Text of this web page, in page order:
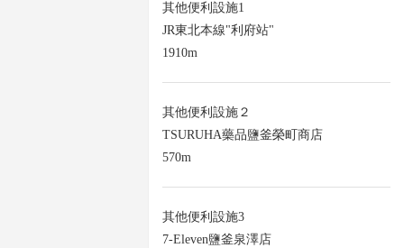
其他便利設施1
JR東北本線"利府站"
1910m
其他便利設施２
TSURUHA藥品鹽釜榮町商店
570m
其他便利設施3
7-Eleven鹽釜泉澤店